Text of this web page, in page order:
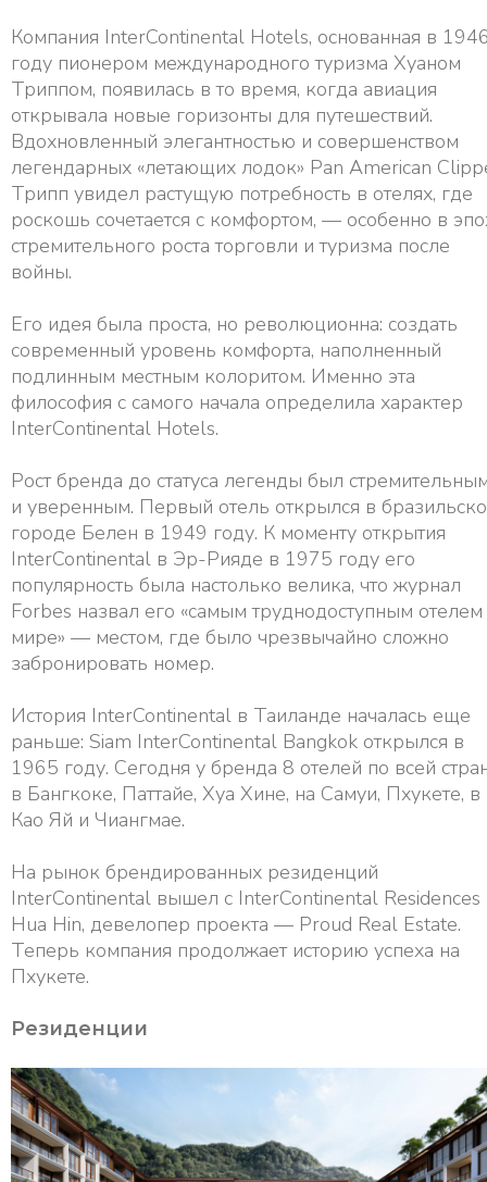
Компания InterContinental Hotels, основанная в
году пионером международного туризма Хуаном
Триппом, появилась в то время, когда авиация
открывала новые горизонты для путешествий.
Вдохновленный элегантностью и совершенством
легендарных «летающих лодок» Pan American
Трипп увидел растущую потребность в отелях, где
роскошь сочетается с комфортом, — особенно в
стремительного роста торговли и туризма после
войны.
Его идея была проста, но революционна: создать
современный уровень комфорта, наполненный
подлинным местным колоритом. Именно эта
философия с самого начала определила характер
InterContinental Hotels.
Рост бренда до статуса легенды был
и уверенным. Первый отель открылся в
городе Белен в 1949 году. К моменту открытия
InterContinental в Эр-Рияде в 1975 году его
популярность была настолько велика, что журнал
Forbes назвал его «самым труднодоступным
мире» — местом, где было чрезвычайно сложно
забронировать номер.
История InterContinental в Таиланде началась еще
раньше: Siam InterContinental Bangkok открылся в
1965 году. Сегодня у бренда 8 отелей по всей
в Бангкоке, Паттайе, Хуа Хине, на Самуи, Пхукете, в
Као Яй и Чиангмае.
На рынок брендированных резиденций
InterContinental вышел с InterContinental Residences
Hua Hin, девелопер проекта — Proud Real Estate.
Теперь компания продолжает историю успеха на
Пхукете.
Резиденции